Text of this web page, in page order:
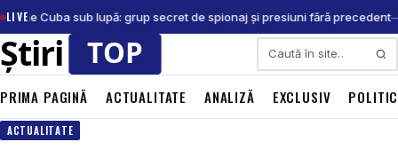
LIVE
pune Cuba sub lupă: grup secret de spionaj și presiuni fără precedent
Caută
PRIMA PAGINĂ ACTUALITATE ANALIZĂ EXCLUSIV
ACTUALITATE